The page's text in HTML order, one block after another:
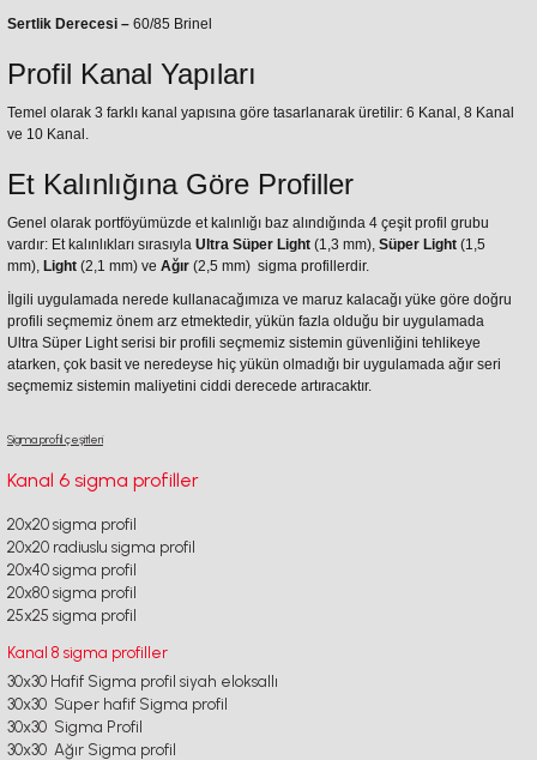
Sertlik Derecesi – 60/85 Brinel
Profil Kanal Yapıları
Temel olarak 3 farklı kanal yapısına göre tasarlanarak üretilir: 6 Kanal, 8 Kanal
ve 10 Kanal.
Et Kalınlığına Göre Profiller
Genel olarak portföyümüzde et kalınlığı baz alındığında 4 çeşit profil grubu
vardır: Et kalınlıkları sırasıyla Ultra Süper Light (1,3 mm), Süper Light (1,5
mm), Light (2,1 mm) ve Ağır (2,5 mm) sigma profillerdir.
İlgili uygulamada nerede kullanacağımıza ve maruz kalacağı yüke göre doğru
profili seçmemiz önem arz etmektedir, yükün fazla olduğu bir uygulamada
Ultra Süper Light serisi bir profili seçmemiz sistemin güvenliğini tehlikeye
atarken, çok basit ve neredeyse hiç yükün olmadığı bir uygulamada ağır seri
seçmemiz sistemin maliyetini ciddi derecede artıracaktır.
Sigma profil çeşitleri
Kanal 6 sigma profiller
20x20 sigma profil
20x20 radiuslu sigma profil
20x40 sigma profil
20x80 sigma profil
25x25 sigma profil
Kanal 8 sigma profiller
30x30 Hafif Sigma profil siyah eloksallı
30x30 Süper hafif Sigma profil
30x30 Sigma Profil
30x30 Ağır Sigma profil